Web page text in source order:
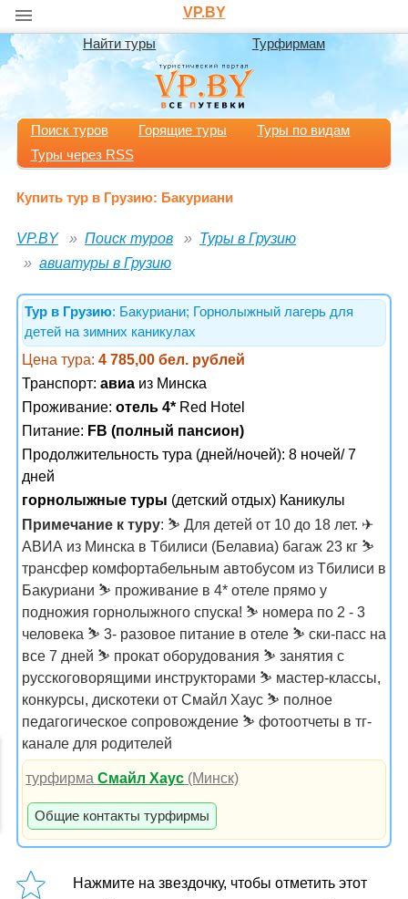
VP.BY
Найти туры Турфирмам
Поиск туров Горящие туры
Туры по видам
Туры через RSS
Купить тур в Грузию: Бакуриани
VP.BY Поиск туров
Туры в Грузию
авиатуры в Грузию
Тур в Грузию: Бакуриани; Горнолыжный лагерь для
детей на зимних каникулах
Цена тура: 4 785,00 бел. рублей
Транспорт: авиа из Минска
Проживание: отель 4* Red Hotel
Питание: FB (полный пансион)
Продолжительность тура (дней/ночей): 8 ночей/ 7
дней
горнолыжные туры (детский отдых) Каникулы
Примечание к туру: ⛷ Для детей от 10 до 18 лет. ✈
АВИА из Минска в Тбилиси (Белавиа) багаж 23 кг ⛷
трансфер комфортабельным автобусом из Тбилиси в
Бакуриани ⛷ проживание в 4* отеле прямо у
подножия горнолыжного спуска! ⛷ номера по 2 - 3
человека ⛷ 3- разовое питание в отеле ⛷ ски-пасс на
все 7 дней ⛷ прокат оборудования ⛷ занятия с
русскоговорящими инструкторами ⛷ мастер-классы,
конкурсы, дискотеки от Смайл Хаус ⛷ полное
педагогическое сопровождение ⛷ фотоотчеты в тг-
канале для родителей
турфирмаСмайл Хаус (Минск)
Общие контакты турфирмы
Нажмите на звездочку, чтобы отметить этот